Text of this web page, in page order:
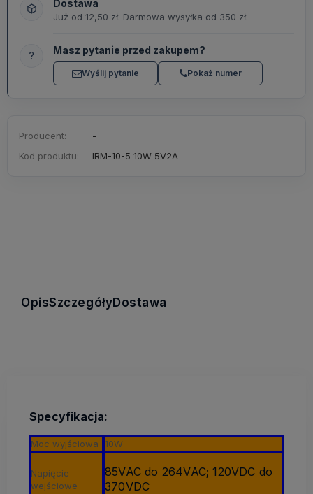
Dostawa
Już od 12,50 zł. Darmowa wysyłka od 350 zł.
? Masz pytanie przed zakupem?
Wyślij pytanie Pokaż numer
Producent:
-
Kod produktu:
IRM-10-5 10W 5V2A
OpisSzczegółyDostawa
Specyfikacja:
Moc wyjściowa 10W
Napięcie
wejściowe
85VAC do 264VAC; 120VDC do
370VDC